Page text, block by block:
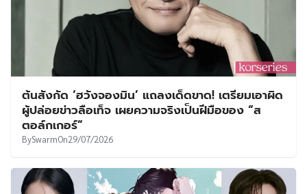
ต้นสังกัด ‘ฮวังจองมิน’ แถลงเด็ดขาด! เตรียมเอาผิด
ผู้ปล่อยข่าวลือเท็จ เผยความจริงเป็นฝีมือของ “ส
ตอล์กเกอร์”
BySwarmOn29/07/2026